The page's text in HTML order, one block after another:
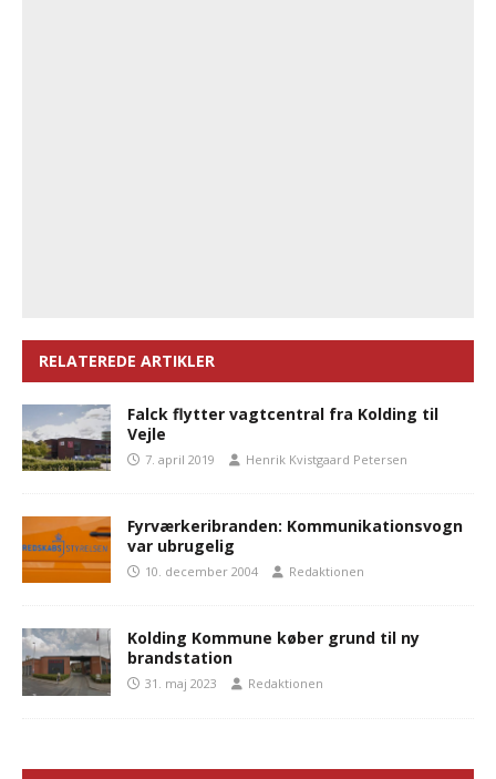
RELATEREDE ARTIKLER
Falck flytter vagtcentral fra Kolding til
Vejle
7. april 2019 Henrik Kvistgaard Petersen
Fyrværkeribranden: Kommunikationsvogn
var ubrugelig
10. december 2004 Redaktionen
Kolding Kommune køber grund til ny
brandstation
31. maj 2023 Redaktionen